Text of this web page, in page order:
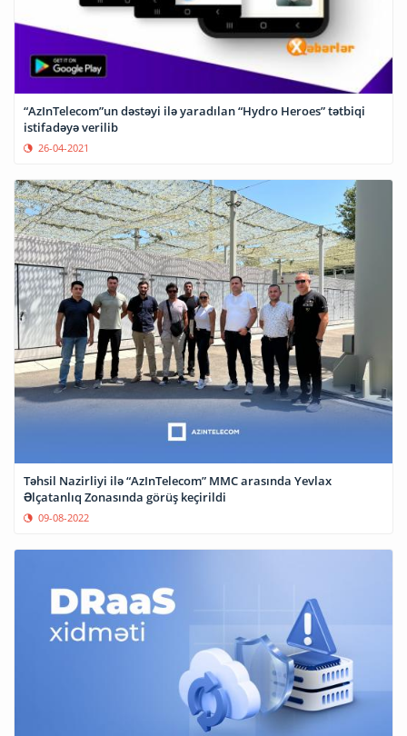
“AzInTelecom”un dəstəyi ilə yaradılan “Hydro Heroes” tətbiqi
istifadəyə verilib
26-04-2021
Təhsil Nazirliyi ilə “AzInTelecom” MMC arasında Yevlax
Əlçatanlıq Zonasında görüş keçirildi
09-08-2022